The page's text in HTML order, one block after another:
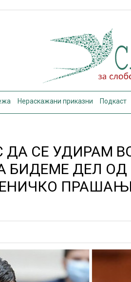
Нераскажани приказни Подкаст
СЕ УДИРАМ
БИДЕМЕ ДЕЛ ОД